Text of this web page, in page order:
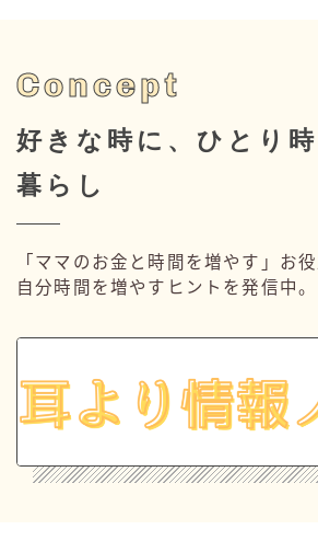
Concept
好きな時に、ひとり
暮らし
「ママのお金と時間を増やす」お
自分時間を増やすヒントを発信中。